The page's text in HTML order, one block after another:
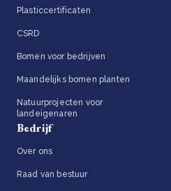
Plasticcertificaten
CSRD
Bomen voor bedrijven
Maandelijks bomen planten
Natuurprojecten voor
landeigenaren
Bedrijf
Over ons
Raad van bestuur